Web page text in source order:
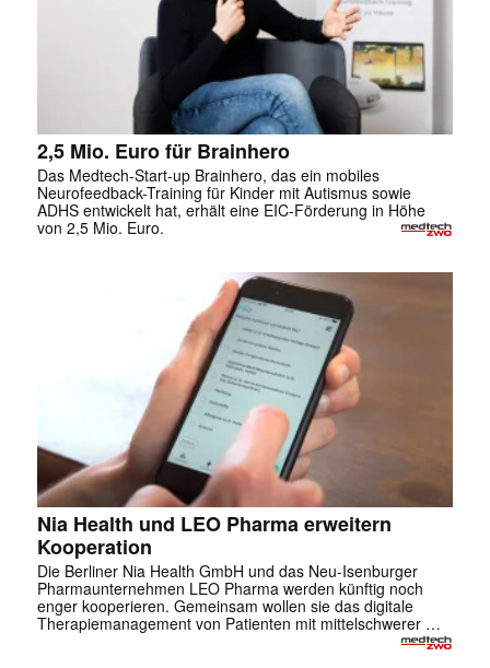
2,5 Mio. Euro für Brainhero
Das Medtech-Start-up Brainhero, das ein mobiles
Neurofeedback-Training für Kinder mit Autismus sowie
ADHS entwickelt hat, erhält eine EIC-Förderung in Höhe
von 2,5 Mio. Euro.
Nia Health und LEO Pharma erweitern
Kooperation
Die Berliner Nia Health GmbH und das Neu-Isenburger
Pharmaunternehmen LEO Pharma werden künftig noch
enger kooperieren. Gemeinsam wollen sie das digitale
Therapiemanagement von Patienten mit mittelschwerer …